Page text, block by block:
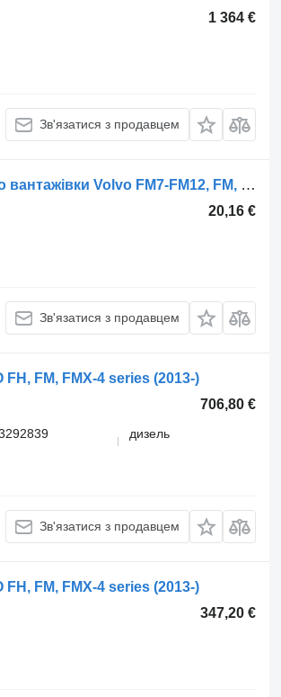
1 364 €
Зв'язатися з продавцем
Патрубок Volvo FM9 (01.01-12.05) 3183533 21288834 до вантажівки Volvo FM7-FM12, FM, FMX (1998-2014)
20,16 €
Зв'язатися з продавцем
FM, FMX-4 series (2013-)
706,80 €
дизель
Зв'язатися з продавцем
FM, FMX-4 series (2013-)
347,20 €